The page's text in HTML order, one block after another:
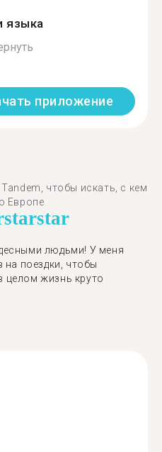
языка
приложение
чтобы искать, с кем
Европе
starstar
людьми! У меня
на поездки, чтобы
целом жизнь круто